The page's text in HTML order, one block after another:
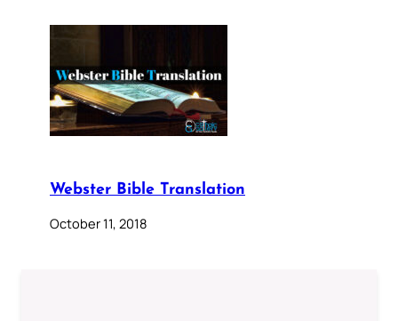
Webster Bible Translation
October 11, 2018